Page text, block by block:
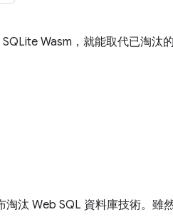
Wasm，就能取代已淘汰
淘汰 Web SQL 資料庫技術。雖